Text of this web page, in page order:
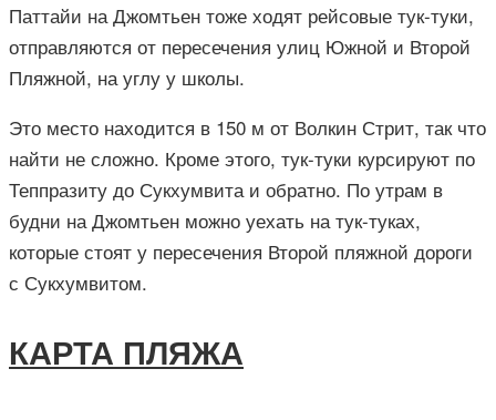
Паттайи на Джомтьен тоже ходят рейсовые тук-туки,
отправляются от пересечения улиц Южной и Второй
Пляжной, на углу у школы.
Это место находится в 150 м от Волкин Стрит, так что
найти не сложно. Кроме этого, тук-туки курсируют по
Теппразиту до Сукхумвита и обратно. По утрам в
будни на Джомтьен можно уехать на тук-туках,
которые стоят у пересечения Второй пляжной дороги
с Сукхумвитом.
КАРТА ПЛЯЖА